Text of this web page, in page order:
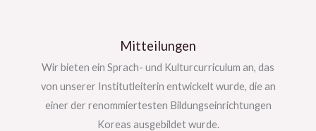
Mitteilungen
Wir bieten ein Sprach- und Kulturcurriculum an, das
von unserer Institutleiterin entwickelt wurde, die an
einer der renommiertesten Bildungseinrichtungen
Koreas ausgebildet wurde.